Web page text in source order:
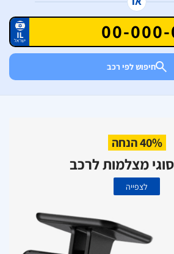
חיפוש לפי רכב
40% הנחה
סוגי מצלמות לרכב
לצפייה